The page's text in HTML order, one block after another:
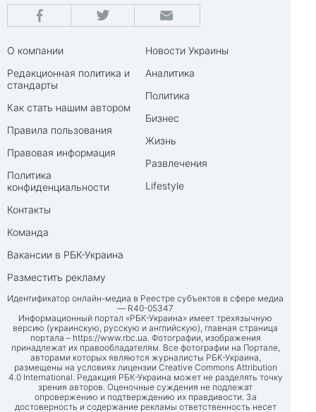
О компании
Редакционная политика и
стандарты
Как стать нашим автором
Правила пользования
Правовая информация
Политика
конфиденциальности
Контакты
Команда
Вакансии в РБК-Украина
Разместить рекламу
Новости Украины
Аналитика
Политика
Бизнес
Жизнь
Развлечения
Lifestyle
Идентификатор онлайн-медиа в Реестре субъектов в сфере медиа
— R40-05347
Информационный портал «РБК-Украина» имеет трехязычную
версию (украинскую, русскую и английскую), главная страница
портала – https://www.rbc.ua. Фотографии, изображения
принадлежат их правообладателям. Все фотографии на Портале,
авторами которых являются журналисты РБК-Украина,
размещены на условиях лицензии Creative Commons Attribution
4.0 International. Редакция РБК-Украина может не разделять точку
зрения авторов. Оценочные суждения не подлежат
опровержению и подтверждению их правдивости. За
достоверность и содержание рекламы ответственность несет